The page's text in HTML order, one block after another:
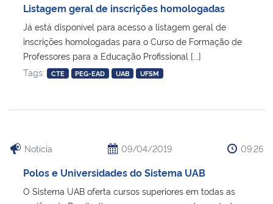
Listagem geral de inscrições homologadas
Já está disponível para acesso a listagem geral de
inscrições homologadas para o Curso de Formação de
Professores para a Educação Profissional [...]
Tags:
CTE PEG-EAD UAB UFSM
Notícia 09/04/2019 09:26
Polos e Universidades do Sistema UAB
O Sistema UAB oferta cursos superiores em todas as